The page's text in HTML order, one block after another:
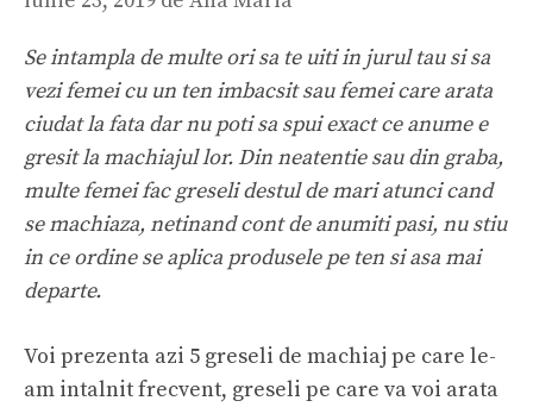
Se intampla de multe ori sa te uiti in jurul tau si sa
vezi femei cu un ten imbacsit sau femei care arata
ciudat la fata dar nu poti sa spui exact ce anume e
gresit la machiajul lor. Din neatentie sau din graba,
multe femei fac greseli destul de mari atunci cand
se machiaza, netinand cont de anumiti pasi, nu stiu
in ce ordine se aplica produsele pe ten si asa mai
departe.
Voi prezenta azi 5 greseli de machiaj pe care le-
am intalnit frecvent, greseli pe care va voi arata